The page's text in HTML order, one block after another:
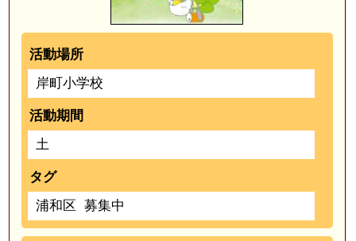
活動場所
岸町小学校
活動期間
土
タグ
浦和区 募集中